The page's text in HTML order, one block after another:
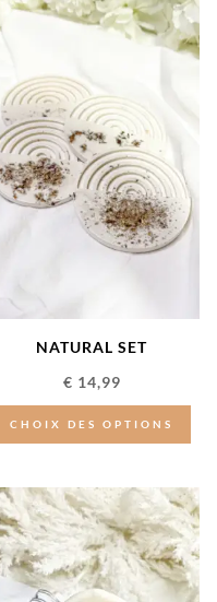
NATURAL SET
€ 14,99
CHOIX DES OPTIONS